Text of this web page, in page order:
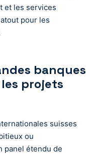
et les services
pour les
banques
projets
suisses
ou
panel étendu de